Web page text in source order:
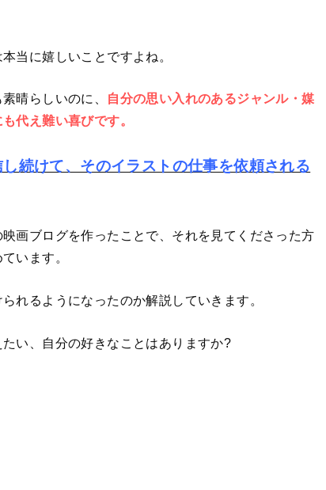
当に嬉しいことですよね。
晴らしいのに、
自分の思い入れのあるジャンル・媒
代え難い喜びです。
続けて、そのイラストの仕事を依頼される
画ブログを作ったことで、それを見てくださった方
います。
れるようになったのか解説していきます。
い、自分の好きなことはありますか?